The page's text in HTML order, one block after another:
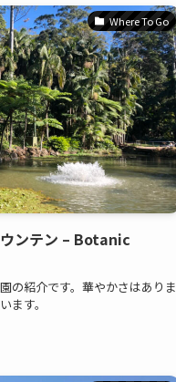
Where To Go
ウンテン – Botanic
の紹介です。華やかさはありま
ます。